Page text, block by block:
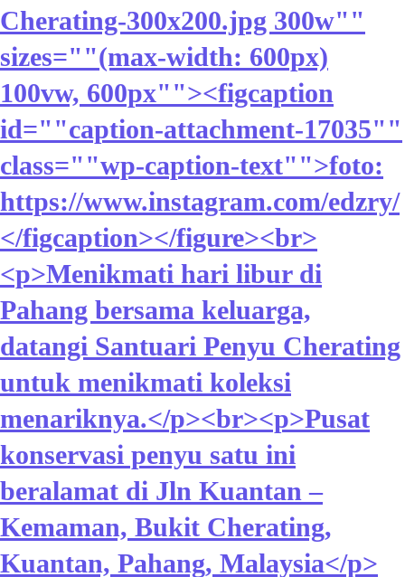
Cherating-300x200.jpg 300w""
sizes=""(max-width: 600px)
100vw, 600px""><figcaption
id=""caption-attachment-17035""
class=""wp-caption-text"">foto:
https://www.instagram.com/edzry/
</figcaption></figure><br>
<p>Menikmati hari libur di
Pahang bersama keluarga,
datangi Santuari Penyu Cherating
untuk menikmati koleksi
menariknya.</p><br><p>Pusat
konservasi penyu satu ini
beralamat di Jln Kuantan –
Kemaman, Bukit Cherating,
Kuantan, Pahang, Malaysia</p>